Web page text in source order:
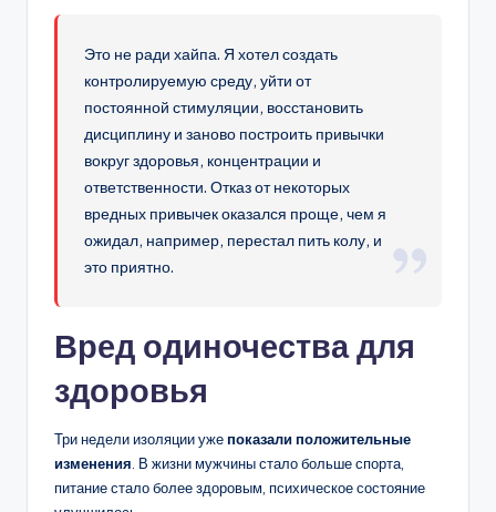
Это не ради хайпа. Я хотел создать
контролируемую среду, уйти от
постоянной стимуляции, восстановить
дисциплину и заново построить привычки
вокруг здоровья, концентрации и
ответственности. Отказ от некоторых
вредных привычек оказался проще, чем я
ожидал, например, перестал пить колу, и
это приятно.
Вред одиночества для
здоровья
Три недели изоляции ужепоказали положительные
изменения . В жизни мужчины стало больше спорта,
питание стало более здоровым, психическое состояние